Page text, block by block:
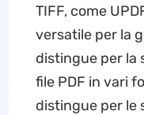
TIFF, come
versatile per la
distingue per la
file PDF in vari
distingue per le